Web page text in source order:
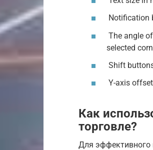
Notification
The angle
selected
Shift
Y-axis
Как
торговле?
Для эффективного